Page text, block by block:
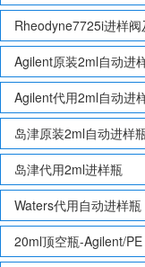
Rheodyne7725i进样阀
Agilent原装2ml自动进
Agilent代用2ml自动进
岛津原装2ml自动进样
岛津代用2ml进样瓶
Waters代用自动进样瓶
20ml顶空瓶-Agilent/PE